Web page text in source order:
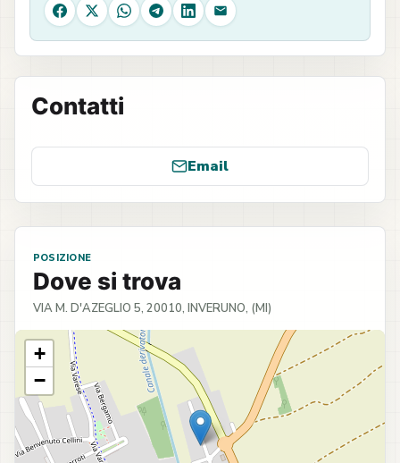
Facebook
X WhatsAppTelegram
LinkedIn
Email
Contatti
Email
POSIZIONE
Dove si trova
VIA M. D'AZEGLIO 5, 20010, INVERUNO, (MI)
+
−